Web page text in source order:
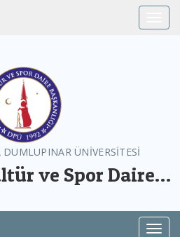
DUMLUPINAR ÜNİVERSİTESİ
ve Spor Daire